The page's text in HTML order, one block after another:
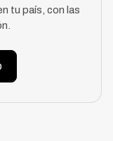
tu país, con las